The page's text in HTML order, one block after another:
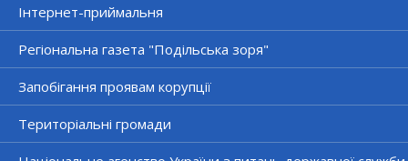
Інтернет-приймальня
Регіональна газета "Подільська зоря"
Запобігання проявам корупції
Територіальні громади